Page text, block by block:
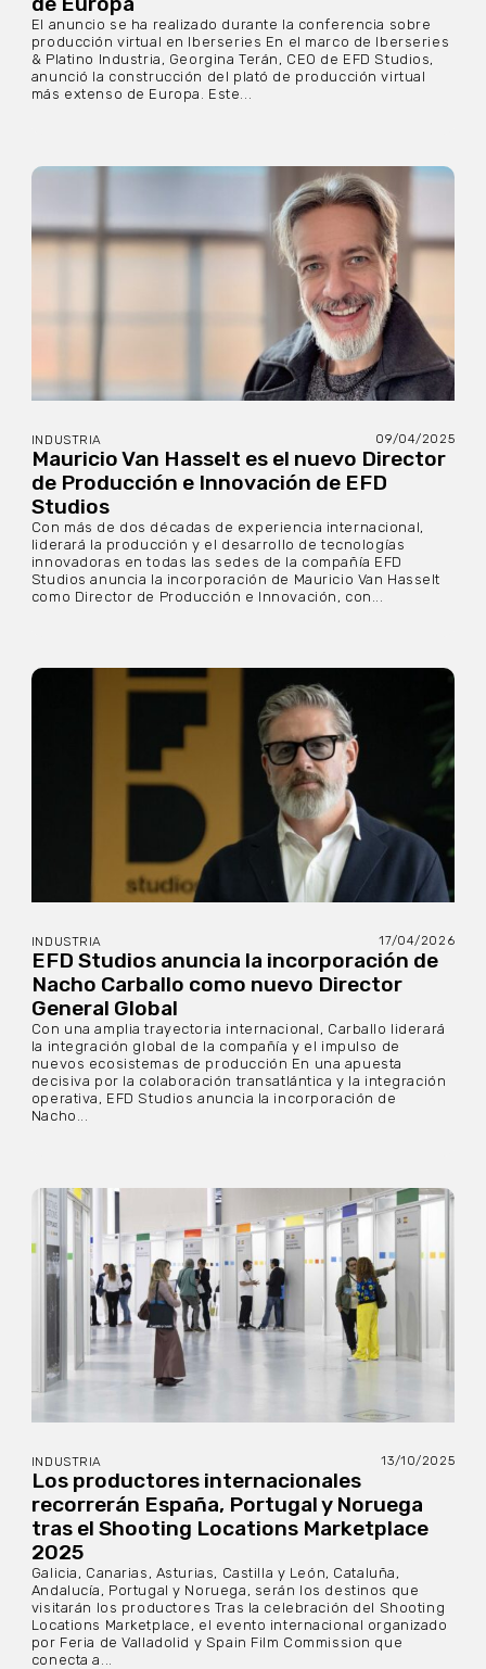
El anuncio se ha realizado durante la conferencia sobre
producción virtual en Iberseries En el marco de Iberseries
& Platino Industria, Georgina Terán, CEO de EFD Studios,
anunció la construcción del plató de producción virtual
más extenso de Europa. Este...
INDUSTRIA 09/04/2025
Mauricio Van Hasselt es el nuevo Director
de Producción e Innovación de EFD
Studios
Con más de dos décadas de experiencia internacional,
liderará la producción y el desarrollo de tecnologías
innovadoras en todas las sedes de la compañía EFD
Studios anuncia la incorporación de Mauricio Van Hasselt
como Director de Producción e Innovación, con...
INDUSTRIA 17/04/2026
EFD Studios anuncia la incorporación de
Nacho Carballo como nuevo Director
General Global
Con una amplia trayectoria internacional, Carballo liderará
la integración global de la compañía y el impulso de
nuevos ecosistemas de producción En una apuesta
decisiva por la colaboración transatlántica y la integración
operativa, EFD Studios anuncia la incorporación de
Nacho...
INDUSTRIA 13/10/2025
Los productores internacionales
recorrerán España, Portugal y Noruega
tras el Shooting Locations Marketplace
2025
Galicia, Canarias, Asturias, Castilla y León, Cataluña,
Andalucía, Portugal y Noruega, serán los destinos que
visitarán los productores Tras la celebración del Shooting
Locations Marketplace, el evento internacional organizado
por Feria de Valladolid y Spain Film Commission que
conecta a...